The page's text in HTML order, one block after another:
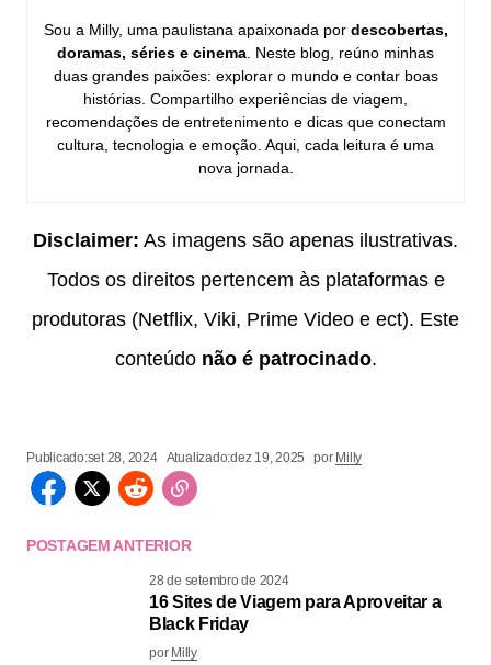
Sou a Milly, uma paulistana apaixonada por descobertas,
doramas, séries e cinema . Neste blog, reúno minhas
duas grandes paixões: explorar o mundo e contar boas
histórias. Compartilho experiências de viagem,
recomendações de entretenimento e dicas que conectam
cultura, tecnologia e emoção. Aqui, cada leitura é uma
nova jornada.
Disclaimer: As imagens são apenas ilustrativas.
Todos os direitos pertencem às plataformas e
produtoras (Netflix, Viki, Prime Video e ect). Este
conteúdo não é patrocinado.
Publicado:set 28, 2024 Atualizado:dez 19, 2025 por Milly
POSTAGEM ANTERIOR
28 de setembro de 2024
16 Sites de Viagem para Aproveitar a
Black Friday
por Milly